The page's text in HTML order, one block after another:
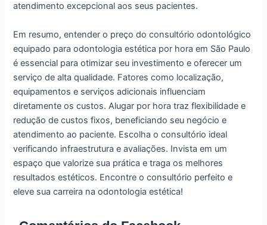
atendimento excepcional aos seus pacientes.
Em resumo, entender o preço do consultório odontológico
equipado para odontologia estética por hora em São Paulo
é essencial para otimizar seu investimento e oferecer um
serviço de alta qualidade. Fatores como localização,
equipamentos e serviços adicionais influenciam
diretamente os custos. Alugar por hora traz flexibilidade e
redução de custos fixos, beneficiando seu negócio e
atendimento ao paciente. Escolha o consultório ideal
verificando infraestrutura e avaliações. Invista em um
espaço que valorize sua prática e traga os melhores
resultados estéticos. Encontre o consultório perfeito e
eleve sua carreira na odontologia estética!